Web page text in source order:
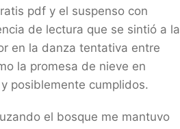
pdf y el suspenso con
de lectura que se sintió a la
en la danza tentativa entre
la promesa de nieve en
posiblemente cumplidos.
el bosque me mantuvo